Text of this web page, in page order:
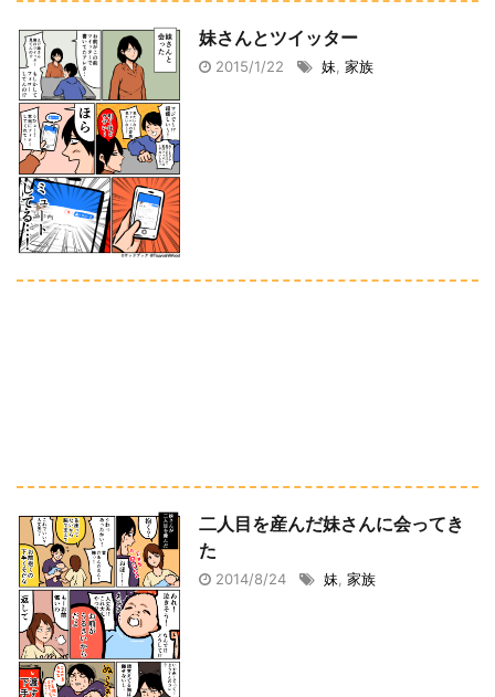
妹さんとツイッター
2015/1/22 妹 家族
二人目を産んだ妹さんに会ってき
た
2014/8/24 妹 家族